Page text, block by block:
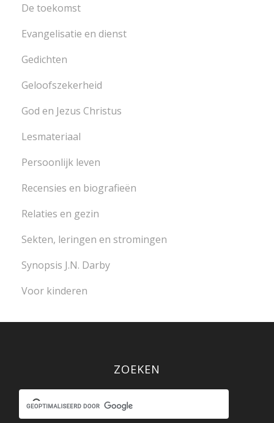
De toekomst
Evangelisatie en dienst
Gedichten
Geloofszekerheid
God en Jezus Christus
Lesmateriaal
Persoonlijk leven
Recensies en biografieën
Relaties en gezin
Sekten, leringen en stromingen
Synopsis J.N. Darby
Voor kinderen
ZOEKEN